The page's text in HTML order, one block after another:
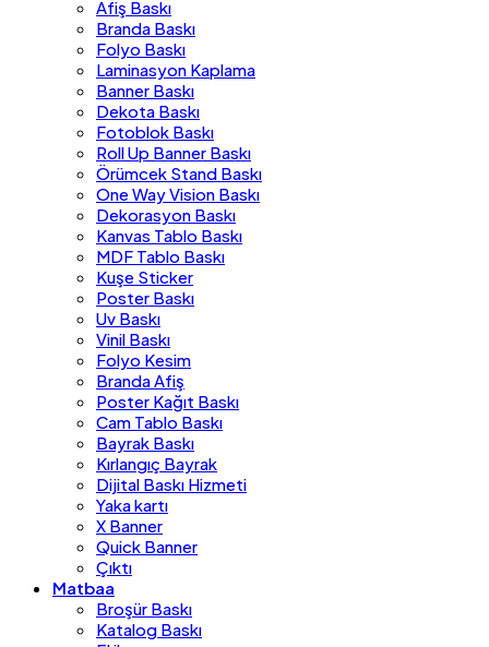
Afiş Baskı
Branda Baskı
Folyo Baskı
Laminasyon Kaplama
Banner Baskı
Dekota Baskı
Fotoblok Baskı
Roll Up Banner Baskı
Örümcek Stand Baskı
One Way Vision Baskı
Dekorasyon Baskı
Kanvas Tablo Baskı
MDF Tablo Baskı
Kuşe Sticker
Poster Baskı
Uv Baskı
Vinil Baskı
Folyo Kesim
Branda Afiş
Poster Kağıt Baskı
Cam Tablo Baskı
Bayrak Baskı
Kırlangıç Bayrak
Dijital Baskı Hizmeti
Yaka kartı
X Banner
Quick Banner
Çıktı
Matbaa
Broşür Baskı
Katalog Baskı